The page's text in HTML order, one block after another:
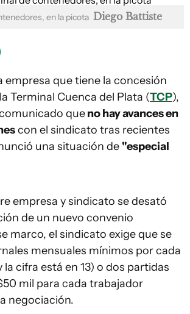
en la picota Diego Battiste
empresa que tiene la concesión
Terminal Cuenca del Plata (TCP),
queno hay avances en
con el sindicato tras recientes
una situación de "especial
empresa y sindicato se desató
de un nuevo convenio
marco, el sindicato exige que se
mensuales mínimos por cada
cifra está en 13) o dos partidas
mil para cada trabajador
negociación.